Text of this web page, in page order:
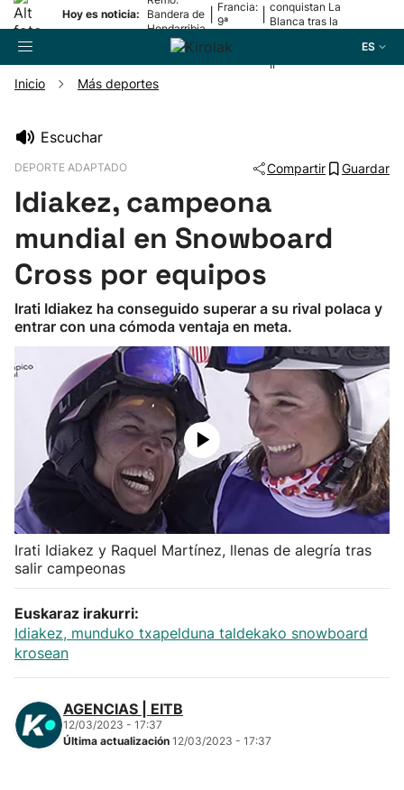
Hoy es noticia:
Bandera de
Hondarribia
Francia:
9ª
conquistan La
Blanca tras la
II
ES
Pelota
Remo
Baloncesto
Ciclismo
Herri-kirolak
Balonmano
Kirolak 360
Atletismo
Carreras de montaña
Más deportes
"Helmuga"
Inicio Más deportes
Escuchar
DEPORTE ADAPTADO Compartir Guardar
Idiakez, campeona
mundial en Snowboard
Cross por equipos
Irati Idiakez ha conseguido superar a su rival polaca y
entrar con una cómoda ventaja en meta.
Irati Idiakez y Raquel Martínez, llenas de alegría tras
salir campeonas
Euskaraz irakurri:
Idiakez, munduko txapelduna taldekako snowboard
krosean
AGENCIAS | EITB
12/03/2023 - 17:37
Última actualización 12/03/2023 - 17:37